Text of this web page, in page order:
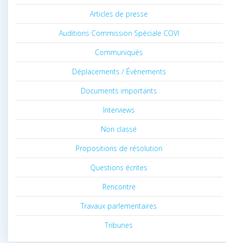
Articles de presse
Auditions Commission Spéciale COVI
Communiqués
Déplacements / Évènements
Documents importants
Interviews
Non classé
Propositions de résolution
Questions écrites
Rencontre
Travaux parlementaires
Tribunes